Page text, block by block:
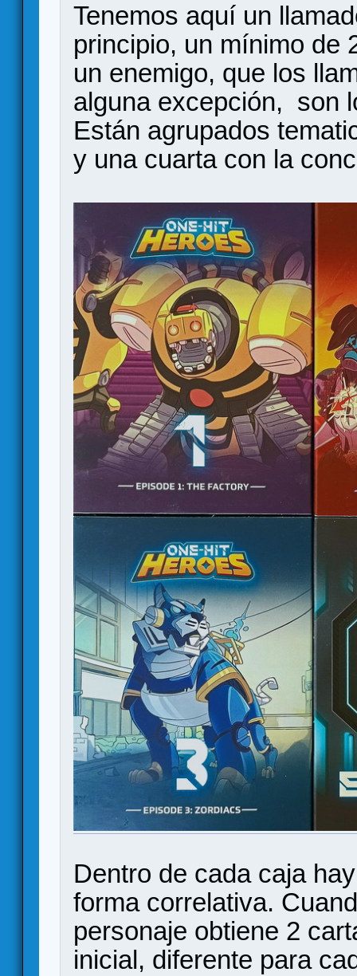
Tenemos aquí un
principio, un mínimo de
un enemigo, que los
alguna excepción, son
Están agrupados
y una cuarta con la
Dentro de cada caja
forma correlativa.
personaje obtiene 2
inicial, diferente para